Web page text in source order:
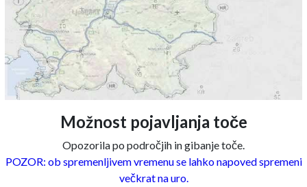
Možnost pojavljanja toče
Opozorila po področjih in gibanje toče.
POZOR: ob spremenljivem vremenu se lahko napoved spremeni
večkrat na uro.